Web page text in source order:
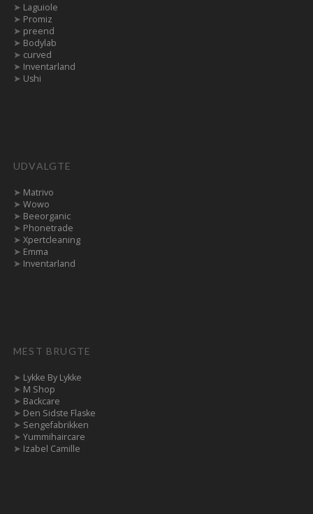
➤ Laguiole
➤ Promiz
➤ preend
➤ Bodylab
➤ curved
➤ Inventarland
➤ Ushi
UDVALGTE
➤ Matrivo
➤ Wowo
➤ Beeorganic
➤ Phonetrade
➤ Xpertcleaning
➤ Emma
➤ Inventarland
MEST BRUGTE
➤ Lykke By Lykke
➤ M Shop
➤ Backcare
➤ Den Sidste Flaske
➤ Sengefabrikken
➤ Yummihaircare
➤ Izabel Camille